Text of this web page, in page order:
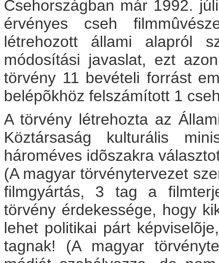
Csehországban már 1992.
érvényes cseh
létrehozott állami alapról
módosítási javaslat, ezt
törvény 11 bevételi forrást
belépõkhöz felszámított 1
A törvény létrehozta az
Köztársaság kulturális
hároméves idõszakra
(A magyar törvénytervezet
filmgyártás, 3 tag a
törvény érdekessége, hogy
lehet politikai párt
tagnak! (A magyar